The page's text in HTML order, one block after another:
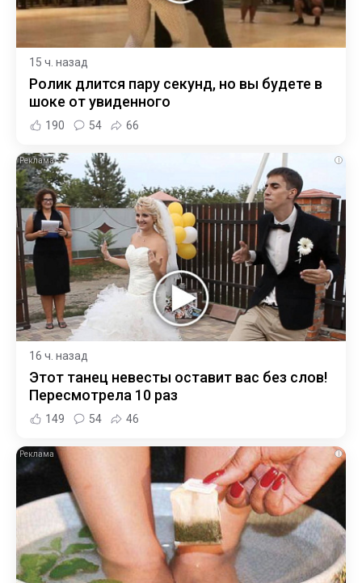
15 ч. назад
Ролик длится пару секунд, но вы будете в
шоке от увиденного
190 54 66
i
16 ч. назад
Этот танец невесты оставит вас без слов!
Пересмотрела 10 раз
149 54 46
i